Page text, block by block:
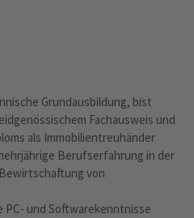
Grundausbildung, bist
Fachausweis und
als Immobilientreuhänder
Berufserfahrung in der
von
und Softwarekenntnisse